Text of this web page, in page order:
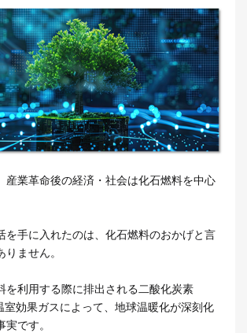
産業革命後の経済・社会は化石燃料を中心
を手に入れたのは、化石燃料のおかげと言
ません。
を利用する際に排出される二酸化炭素
室効果ガスによって、地球温暖化が深刻化
実です。